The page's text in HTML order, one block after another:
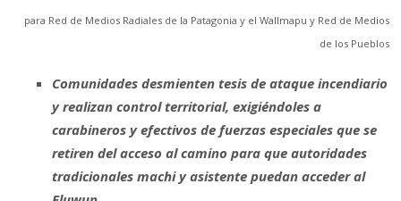
para Red de Medios Radiales de la Patagonia y el Wallmapu y Red de Medios
de los Pueblos
Comunidades desmienten tesis de ataque incendiario
y realizan control territorial, exigiéndoles a
carabineros y efectivos de fuerzas especiales que se
retiren del acceso al camino para que autoridades
tradicionales machi y asistente puedan acceder al